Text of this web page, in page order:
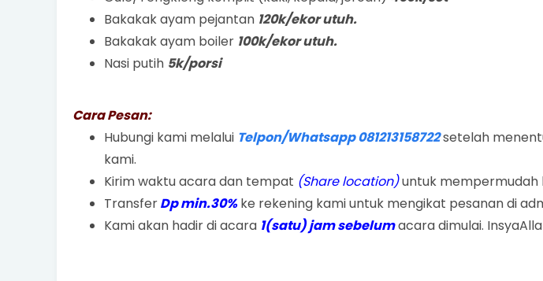
Bakakak ayam pejantan 120k/ekor utuh.
Bakakak ayam boiler 100k/ekor utuh.
Nasi putih 5k/porsi
Cara Pesan:
Hubungi kami melalui Telpon/Whatsapp 081213158722setelah
kami.
Kirim waktu acara dan tempat (Share location)untuk mempermudah
TransferDp min.30%ke rekening kami untuk mengikat pesanan di
Kami akan hadir di acara 1(satu) jam sebelumacara dimulai.